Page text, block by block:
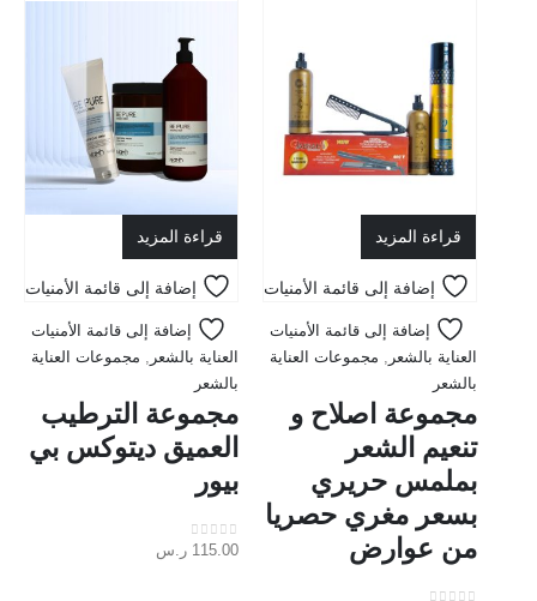
قراءة المزيد
إضافة إلى قائمة الأمنيات
إضافة إلى قائمة الأمنيات
العناية بالشعر
مجموعات العناية
بالشعر
مجموعة اصلاح و
تنعيم الشعر
بملمس حريري
بسعر مغري حصريا
من عوارض
قراءة المزيد
إضافة إلى قائمة الأمنيات
إضافة إلى قائمة الأمنيات
العناية بالشعر
مجموعات العناية
بالشعر
مجموعة الترطيب
العميق ديتوكس بي
بيور
0
out of 5
115.00 ر.س